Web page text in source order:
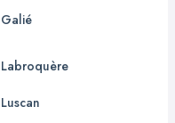
Galié
Labroquère
Luscan